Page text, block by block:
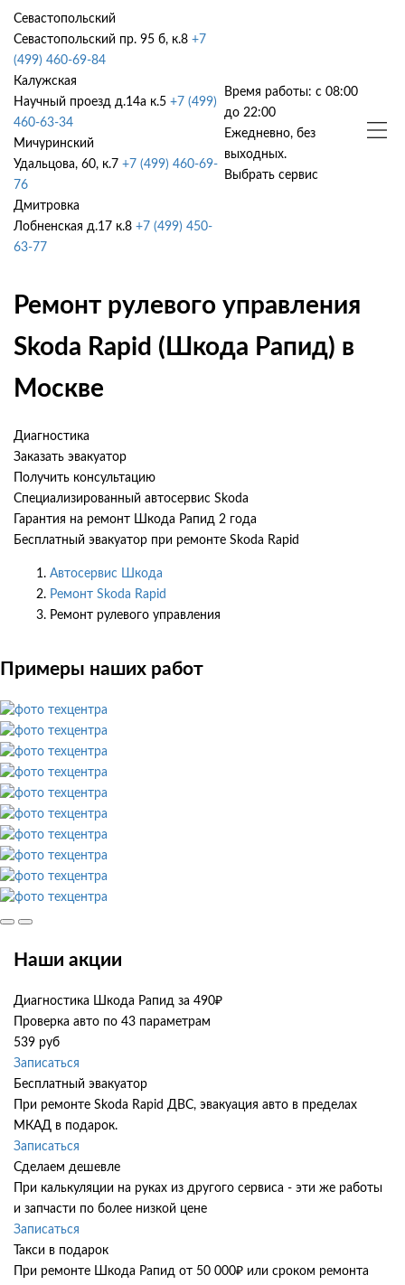
Севастопольский
Севастопольский пр. 95 б, к.8 +7
(499) 460-69-84
Калужская
Научный проезд д.14а к.5 +7 (499)
460-63-34
Мичуринский
Удальцова, 60, к.7 +7 (499) 460-69-
76
Дмитровка
Лобненская д.17 к.8 +7 (499) 450-
63-77
Время работы: с 08:00
до 22:00
Ежедневно, без
выходных.
Выбрать сервис
Ремонт рулевого управления
Skoda Rapid (Шкода Рапид) в
Москве
Диагностика
Заказать эвакуатор
Получить консультацию
Специализированный автосервис Skoda
Гарантия на ремонт Шкода Рапид 2 года
Бесплатный эвакуатор при ремонте Skoda Rapid
Автосервис Шкода
Ремонт Skoda Rapid
Ремонт рулевого управления
Примеры наших работ
Наши акции
Диагностика Шкода Рапид за 490₽
Проверка авто по 43 параметрам
539 руб
Записаться
Бесплатный эвакуатор
При ремонте Skoda Rapid ДВС, эвакуация авто в пределах
МКАД в подарок.
Записаться
Сделаем дешевле
При калькуляции на руках из другого сервиса - эти же работы
и запчасти по более низкой цене
Записаться
Такси в подарок
При ремонте Шкода Рапид от 50 000₽ или сроком ремонта